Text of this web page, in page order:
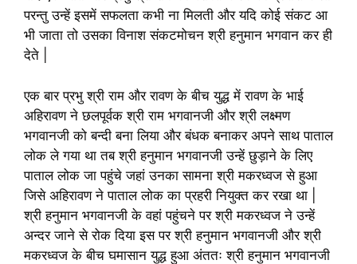
परन्तु उन्हें इसमें सफलता कभी ना मिलती और यदि कोई संकट आ
भी जाता तो उसका विनाश संकटमोचन श्री हनुमान भगवान कर ही
देते |
एक बार प्रभु श्री राम और रावण के बीच युद्ध में रावण के भाई
अहिरावण ने छलपूर्वक श्री राम भगवानजी और श्री लक्ष्मण
भगवानजी को बन्दी बना लिया और बंधक बनाकर अपने साथ पाताल
लोक ले गया था तब श्री हनुमान भगवानजी उन्हें छुड़ाने के लिए
पाताल लोक जा पहुंचे जहां उनका सामना श्री मकरध्वज से हुआ
जिसे अहिरावण ने पाताल लोक का प्रहरी नियुक्त कर रखा था |
श्री हनुमान भगवानजी के वहां पहुंचने पर श्री मकरध्वज ने उन्हें
अन्दर जाने से रोक दिया इस पर श्री हनुमान भगवानजी और श्री
मकरध्वज के बीच घमासान युद्ध हुआ अंततः श्री हनुमान भगवानजी